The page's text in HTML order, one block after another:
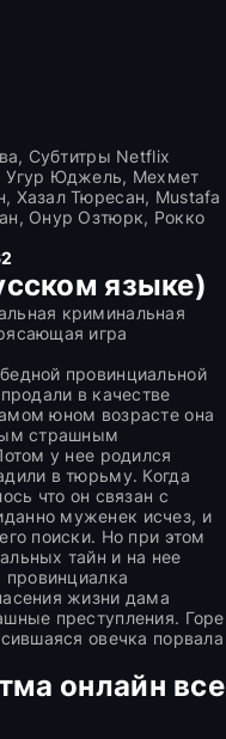
Субтитры Netflix
Юджель, Мехмет
Хазал Тюресан, Mustafa
Онур Озтюрк, Рокко
языке)
криминальная
игра
провинциальной
в качестве
юном возрасте она
страшным
у нее родился
в тюрьму. Когда
что он связан с
муженек исчез, и
поиски. Но при этом
тайн и на нее
провинциалка
жизни дама
преступления. Горе
овечка порвала
онлайн все